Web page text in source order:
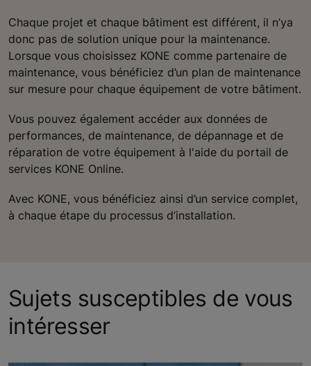
Chaque projet et chaque bâtiment est différent, il n’ya
donc pas de solution unique pour la maintenance.
Lorsque vous choisissez KONE comme partenaire de
maintenance, vous bénéficiez d’un plan de maintenance
sur mesure pour chaque équipement de votre bâtiment.
Vous pouvez également accéder aux données de
performances, de maintenance, de dépannage et de
réparation de votre équipement à l'aide du portail de
services KONE Online.
Avec KONE, vous bénéficiez ainsi d’un service complet,
à chaque étape du processus d’installation.
Sujets susceptibles de vous
intéresser